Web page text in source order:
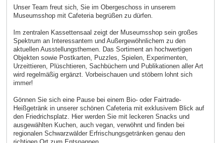
Unser Team freut sich, Sie im Obergeschoss in unserem
Museumsshop mit Cafeteria begrüßen zu dürfen.
Im zentralen Kassettensaal zeigt der Museumsshop sein großes
Spektrum an Interessantem und Außergewöhnlichem zu den
aktuellen Ausstellungsthemen. Das Sortiment an hochwertigen
Objekten sowie Postkarten, Puzzles, Spielen, Experimenten,
Urzeittieren, Plüschtieren, Sachbüchern und Publikationen aller Art
wird regelmäßig ergänzt. Vorbeischauen und stöbern lohnt sich
immer!
Gönnen Sie sich eine Pause bei einem Bio- oder Fairtrade-
Heißgetränk in unserer schönen Cafeteria mit exklusivem Blick auf
den Friedrichsplatz. Hier werden Sie mit leckeren Snacks und
ausgewählten Kuchen, auch vegan, verwöhnt und finden bei
regionalen Schwarzwälder Erfrischungsgetränken genau den